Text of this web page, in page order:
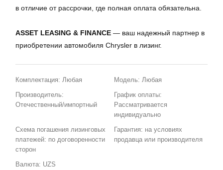
в отличие от рассрочки, где полная оплата обязательна.
ASSET LEASING & FINANCE — ваш надежный партнер в
приобретении автомобиля Chrysler в лизинг.
Комплектация: Любая
Модель: Любая
Производитель:
Отечественный/импортный
График оплаты:
Рассматривается
индивидуально
Схема погашения лизинговых
платежей: по договоренности
сторон
Гарантия: на условиях
продавца или производителя
Валюта: UZS